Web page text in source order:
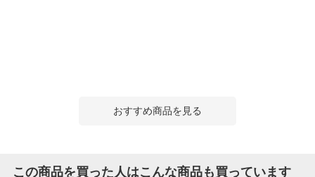
おすすめ商品を見る
この商品を買った人はこんな商品も買っています